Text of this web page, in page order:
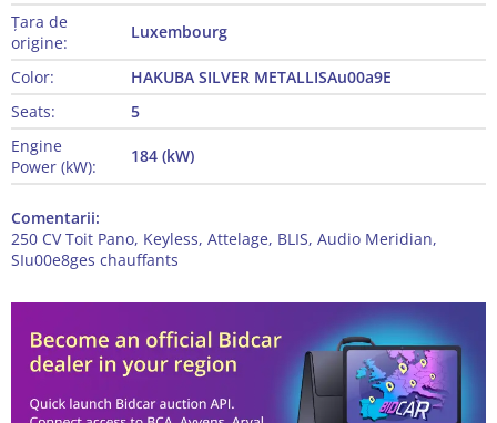
Țara de
origine:
Luxembourg
Color:
HAKUBA SILVER METALLISAu00a9E
Seats:
5
Engine
Power (kW):
184 (kW)
Comentarii:
250 CV Toit Pano, Keyless, Attelage, BLIS, Audio Meridian,
SIu00e8ges chauffants